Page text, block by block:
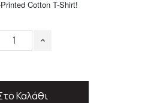
Cotton T-Shirt!
Καλάθι